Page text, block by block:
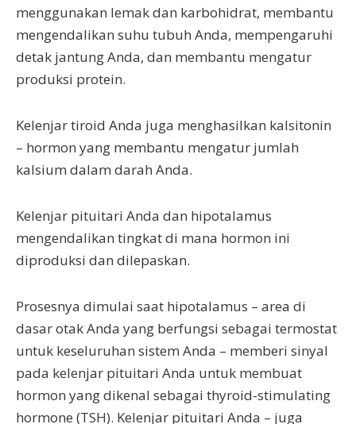
menggunakan lemak dan karbohidrat, membantu
mengendalikan suhu tubuh Anda, mempengaruhi
detak jantung Anda, dan membantu mengatur
produksi protein.
Kelenjar tiroid Anda juga menghasilkan kalsitonin
– hormon yang membantu mengatur jumlah
kalsium dalam darah Anda.
Kelenjar pituitari Anda dan hipotalamus
mengendalikan tingkat di mana hormon ini
diproduksi dan dilepaskan.
Prosesnya dimulai saat hipotalamus – area di
dasar otak Anda yang berfungsi sebagai termostat
untuk keseluruhan sistem Anda – memberi sinyal
pada kelenjar pituitari Anda untuk membuat
hormon yang dikenal sebagai thyroid-stimulating
hormone (TSH). Kelenjar pituitari Anda – juga